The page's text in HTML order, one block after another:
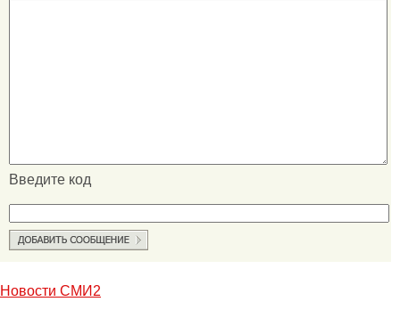
Введите код
Новости СМИ2